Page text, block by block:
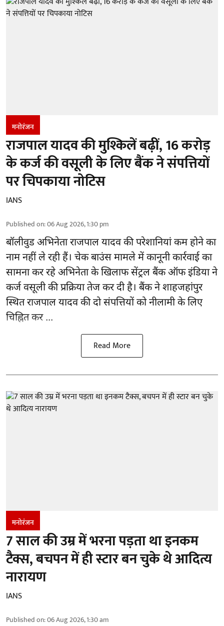
मनोरंजन
राजपाल यादव की मुश्किलें बढ़ीं, 16 करोड़
के कर्ज की वसूली के लिए बैंक ने संपत्तियों
पर चिपकाया नोटिस
IANS
Published on:06 Aug 2026, 1:30 pm
बॉलीवुडअभिनेता राजपाल यादव की परेशानियां कम होने का
नाम नहीं ले रही हैं। चेक बाउंस मामले में कानूनी कार्रवाई का
सामना कर रहे अभिनेता के खिलाफ सेंट्रल बैंक ऑफ इंडिया ने
कर्ज वसूली की प्रक्रिया तेज कर दी है। बैंक ने शाहजहांपुर
स्थित राजपाल यादव की दो संपत्तियों को नीलामी के लिए
चिह्नित कर ...
Read More
मनोरंजन
7 साल की उम्र में भरना पड़ता था इनकम
टैक्स, बचपन में ही स्टार बन चुके थे आदित्य
नारायण
IANS
Published on:06 Aug 2026, 1:30 am